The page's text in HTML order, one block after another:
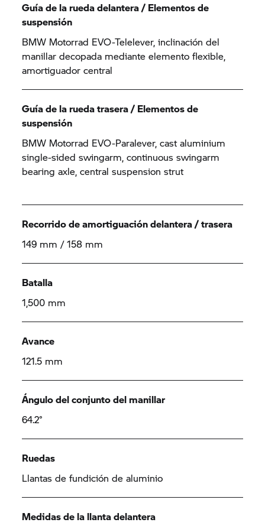
Guía de la rueda delantera / Elementos de
suspensión
BMW Motorrad EVO-Telelever, inclinación del
manillar decopada mediante elemento flexible,
amortiguador central
Guía de la rueda trasera / Elementos de
suspensión
BMW Motorrad EVO-Paralever, cast aluminium
single-sided swingarm, continuous swingarm
bearing axle, central suspension strut
Recorrido de amortiguación delantera / trasera
149 mm / 158 mm
Batalla
1,500 mm
Avance
121.5 mm
Ángulo del conjunto del manillar
64.2°
Ruedas
Llantas de fundición de aluminio
Medidas de la llanta delantera